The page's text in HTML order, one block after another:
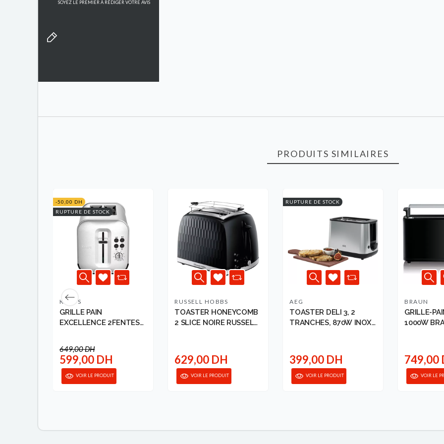
SOYEZ LE PREMIER À RÉDIGER VOTRE AVIS
PRODUITS SIMILAIRES
-50,00 DH
RUPTURE DE STOCK
KRUPS
GRILLE PAIN
EXCELLENCE 2FENTES
649,00 DH
599,00 DH
VOIR LE PRODUIT
RUSSELL HOBBS
TOASTER HONEYCOMB
2 SLICE NOIRE RUSSELL
629,00 DH
VOIR LE PRODUIT
RUPTURE DE STOCK
AEG
TOASTER DELI 3, 2
TRANCHES, 870W INOX
399,00 DH
VOIR LE PRODUIT
BRAUN
GRILLE-
1000W
749,00
VOIR LE